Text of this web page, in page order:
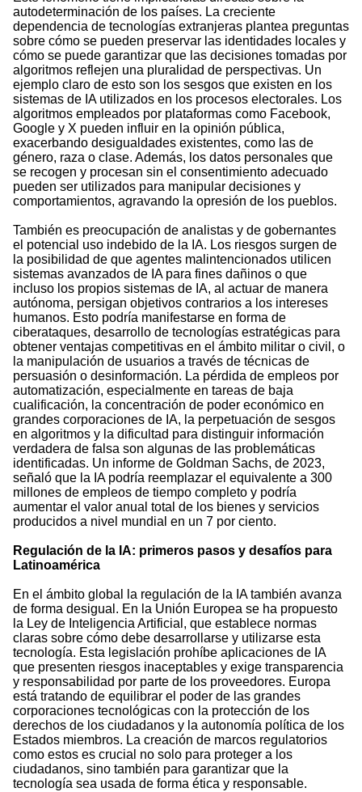
autodeterminación de los países. La creciente
dependencia de tecnologías extranjeras plantea preguntas
sobre cómo se pueden preservar las identidades locales y
cómo se puede garantizar que las decisiones tomadas por
algoritmos reflejen una pluralidad de perspectivas. Un
ejemplo claro de esto son los sesgos que existen en los
sistemas de IA utilizados en los procesos electorales. Los
algoritmos empleados por plataformas como Facebook,
Google y X pueden influir en la opinión pública,
exacerbando desigualdades existentes, como las de
género, raza o clase. Además, los datos personales que
se recogen y procesan sin el consentimiento adecuado
pueden ser utilizados para manipular decisiones y
comportamientos, agravando la opresión de los pueblos.
También es preocupación de analistas y de gobernantes
el potencial uso indebido de la IA. Los riesgos surgen de
la posibilidad de que agentes malintencionados utilicen
sistemas avanzados de IA para fines dañinos o que
incluso los propios sistemas de IA, al actuar de manera
autónoma, persigan objetivos contrarios a los intereses
humanos. Esto podría manifestarse en forma de
ciberataques, desarrollo de tecnologías estratégicas para
obtener ventajas competitivas en el ámbito militar o civil, o
la manipulación de usuarios a través de técnicas de
persuasión o desinformación. La pérdida de empleos por
automatización, especialmente en tareas de baja
cualificación, la concentración de poder económico en
grandes corporaciones de IA, la perpetuación de sesgos
en algoritmos y la dificultad para distinguir información
verdadera de falsa son algunas de las problemáticas
identificadas. Un informe de Goldman Sachs, de 2023,
señaló que la IA podría reemplazar el equivalente a 300
millones de empleos de tiempo completo y podría
aumentar el valor anual total de los bienes y servicios
producidos a nivel mundial en un 7 por ciento.
Regulación de la IA: primeros pasos y desafíos para
Latinoamérica
En el ámbito global la regulación de la IA también avanza
de forma desigual. En la Unión Europea se ha propuesto
la Ley de Inteligencia Artificial, que establece normas
claras sobre cómo debe desarrollarse y utilizarse esta
tecnología. Esta legislación prohíbe aplicaciones de IA
que presenten riesgos inaceptables y exige transparencia
y responsabilidad por parte de los proveedores. Europa
está tratando de equilibrar el poder de las grandes
corporaciones tecnológicas con la protección de los
derechos de los ciudadanos y la autonomía política de los
Estados miembros. La creación de marcos regulatorios
como estos es crucial no solo para proteger a los
ciudadanos, sino también para garantizar que la
tecnología sea usada de forma ética y responsable.